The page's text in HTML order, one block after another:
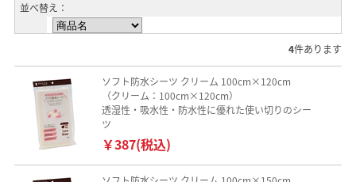
並べ替え：
4件あります
ソフト防水シーツ クリーム 100cm×120cm
（クリーム：100cm×120cm）
透湿性・吸水性・防水性に優れた使い切りのシー
ツ
￥387(税込)